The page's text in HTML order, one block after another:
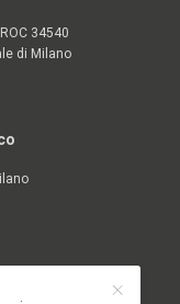
34540
di Milano